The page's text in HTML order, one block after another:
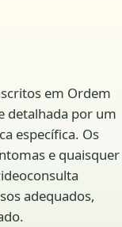
em Ordem
detalhada por um
específica. Os
e quaisquer
adequados,